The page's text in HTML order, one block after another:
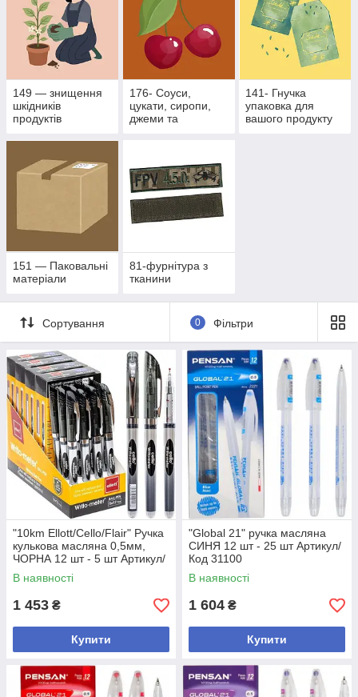
149 — знищення
шкідників
продуктів
походження
176- Соуси,
цукати, сиропи,
джеми та
141- Гнучка
упаковка для
вашого продукту
151 — Паковальні
матеріали
81-фурнітура з
тканини
Сортування 0 Фільтри
"10km Ellott/Cello/Flair" Ручка
кулькова масляна 0,5мм,
ЧОРНА 12 шт - 5 шт Артикул/
Код 562
В наявності
1 453 ₴
Купити
"Global 21" ручка масляна
СИНЯ 12 шт - 25 шт Артикул/
Код 31100
В наявності
1 604 ₴
Купити